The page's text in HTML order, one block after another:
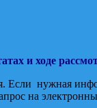
и ходе
Если нужная
на